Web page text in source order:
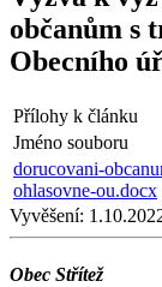
občanům s
Obecního
Přílohy k článku
Jméno souboru
dorucovani-
ohlasovne-ou.docx
Vyvěšení:
Obec Střítež